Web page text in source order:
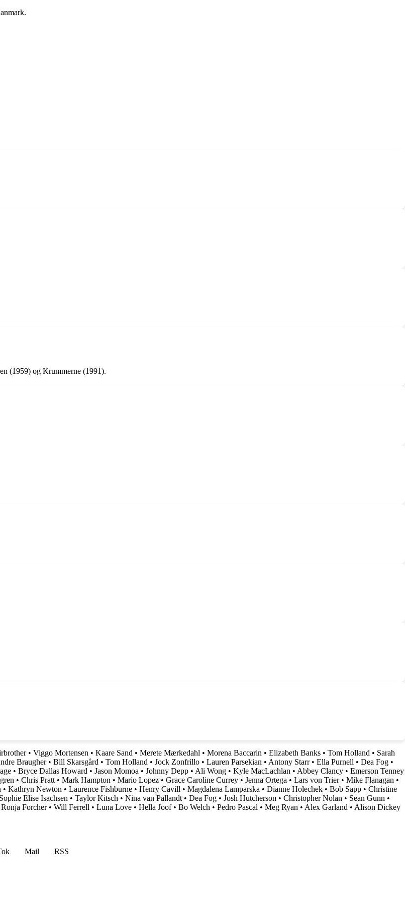
(1959) og Krummerne (1991).
• Viggo Mortensen • Kaare Sand • Merete Mærkedahl • Morena Baccarin • Elizabeth Banks • Tom Holland • Sarah
Braugher• Bill Skarsgård • Tom Holland • Jock Zonfrillo • Lauren Parsekian • Antony Starr• Ella Purnell • Dea Fog •
• Bryce Dallas Howard • Jason Momoa • Johnny Depp • Ali Wong • Kyle MacLachlan • Abbey Clancy • Emerson Tenney
• Chris Pratt • Mark Hampton • Mario Lopez • Grace Caroline Currey • Jenna Ortega • Lars von Trier• Mike Flanagan •
• Kathryn Newton • Laurence Fishburne • Henry Cavill • Magdalena Lamparska • Dianne Holechek • Bob Sapp • Christine
Sophie Elise Isachsen • Taylor Kitsch • Nina van Pallandt • Dea Fog • Josh Hutcherson • Christopher Nolan • Sean Gunn •
Ronja Forcher• Will Ferrell • Luna Love • Hella Joof• Bo Welch • Pedro Pascal • Meg Ryan • Alex Garland • Alison Dickey
Mail
RSS